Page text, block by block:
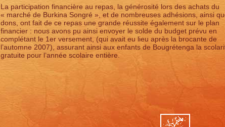
La participation financière au repas, la générosité lors des achats du
« marché de Burkina Songré », et de nombreuses adhésions, ainsi
dons, ont fait de ce repas une grande réussite également sur le plan
financier : nous avons pu ainsi envoyer le solde du budget prévu en
complétant le 1er versement, (qui avait eu lieu après la brocante de
l’automne 2007), assurant ainsi aux enfants de Bougrétenga la
gratuite pour l’année scolaire entière.